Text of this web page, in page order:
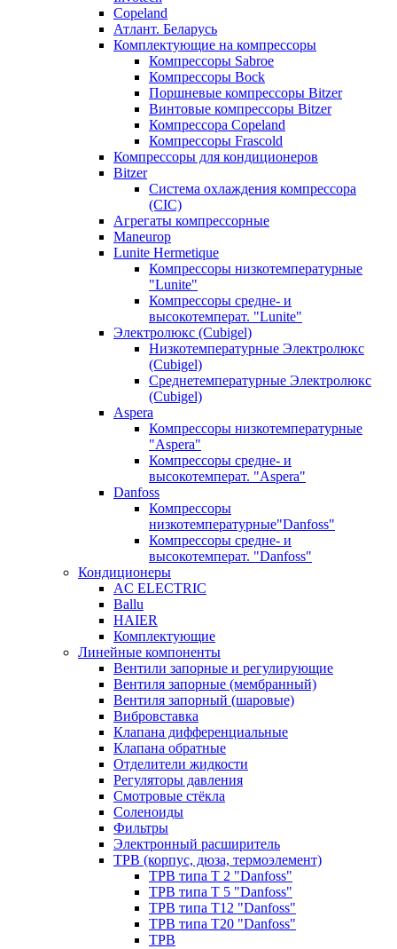
Copeland
Атлант. Беларусь
Комплектующие на компрессоры
Компрессоры Sabroe
Компрессоры Bock
Поршневые компрессоры Bitzer
Винтовые компрессоры Bitzer
Компрессора Copeland
Компрессоры Frascold
Компрессоры для кондиционеров
Bitzer
Система охлаждения компрессора
(CIC)
Агрегаты компрессорные
Maneurop
Lunite Hermetique
Компрессоры низкотемпературные
"Lunite"
Компрессоры средне- и
высокотемперат. "Lunite"
Электролюкс (Cubigel)
Низкотемпературные Электролюкс
(Cubigel)
Среднетемпературные Электролюкс
(Cubigel)
Aspera
Компрессоры низкотемпературные
"Aspera"
Компрессоры средне- и
высокотемперат. "Aspera"
Danfoss
Компрессоры
низкотемпературные"Danfoss"
Компрессоры средне- и
высокотемперат. "Danfoss"
Кондиционеры
AC ELECTRIC
Ballu
HAIER
Комплектующие
Линейные компоненты
Вентили запорные и регулирующие
Вентиля запорные (мембранный)
Вентиля запорный (шаровые)
Вибровставка
Клапана дифференциальные
Клапана обратные
Отделители жидкости
Регуляторы давления
Смотровые стёкла
Соленоиды
Фильтры
Электронный расширитель
ТРВ (корпус, дюза, термоэлемент)
ТРВ типа Т 2 "Danfoss"
ТРВ типа Т 5 "Danfoss"
ТРВ типа Т12 "Danfoss"
ТРВ типа Т20 "Danfoss"
ТРВ